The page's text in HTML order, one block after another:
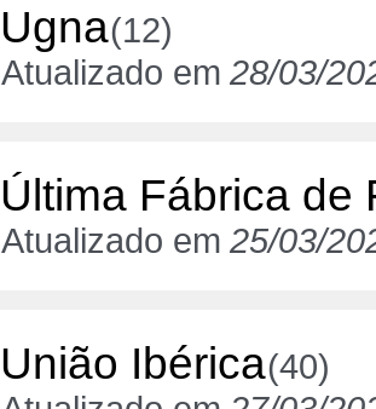
Ugna(12)
Atualizado em28/03/
Última Fábrica de
Atualizado em25/03/
União Ibérica(40)